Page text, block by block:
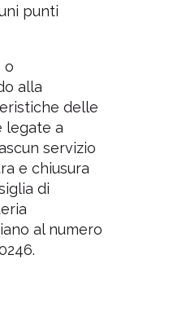
punti
o
alla
delle
legate a
servizio
e chiusura
di
al numero